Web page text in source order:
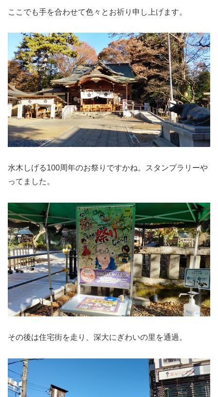
ここでも手を合わせて色々とお祈り申し上げます。
水木しげる100周年のお祭りですかね。スタンプラリーや
ってました。
その後は住宅街を走り、深大にぎわいの里を通過。